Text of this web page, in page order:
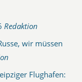
Redaktion
wir müssen
Flughafen: